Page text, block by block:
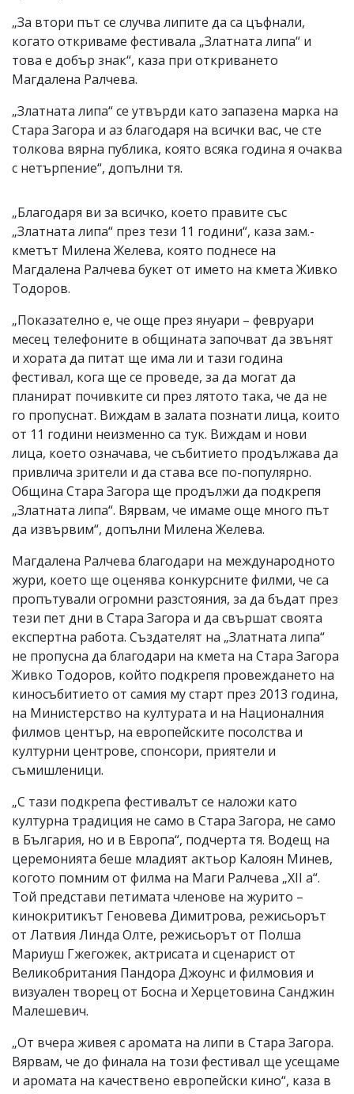
„За втори път се случва липите да са цъфнали,
когато откриваме фестивала „Златната липа“ и
това е добър знак“, каза при откриването
Магдалена Ралчева.
„Златната липа“ се утвърди като запазена марка на
Стара Загора и аз благодаря на всички вас, че сте
толкова вярна публика, която всяка година я очаква
с нетърпение“, допълни тя.
„Благодаря ви за всичко, което правите със
„Златната липа“ през тези 11 години“, каза зам.-
кметът Милена Желева, която поднесе на
Магдалена Ралчева букет от името на кмета Живко
Тодоров.
„Показателно е, че още през януари – февруари
месец телефоните в общината започват да звънят
и хората да питат ще има ли и тази година
фестивал, кога ще се проведе, за да могат да
планират почивките си през лятото така, че да не
го пропуснат. Виждам в залата познати лица, които
от 11 години неизменно са тук. Виждам и нови
лица, което означава, че събитието продължава да
привлича зрители и да става все по-популярно.
Община Стара Загора ще продължи да подкрепя
„Златната липа“. Вярвам, че имаме още много път
да извървим“, допълни Милена Желева.
Магдалена Ралчева благодари на международното
жури, което ще оценява конкурсните филми, че са
пропътували огромни разстояния, за да бъдат през
тези пет дни в Стара Загора и да свършат своята
експертна работа. Създателят на „Златната липа“
не пропусна да благодари на кмета на Стара Загора
Живко Тодоров, който подкрепя провеждането на
киносъбитието от самия му старт през 2013 година,
на Министерство на културата и на Националния
филмов център, на европейските посолства и
културни центрове, спонсори, приятели и
съмишленици.
„С тази подкрепа фестивалът се наложи като
културна традиция не само в Стара Загора, не само
в България, но и в Европа“, подчерта тя. Водещ на
церемонията беше младият актьор Калоян Минев,
когото помним от филма на Маги Ралчева „XII a“.
Той представи петимата членове на журито –
кинокритикът Геновева Димитрова, режисьорът
от Латвия Линда Олте, режисьорът от Полша
Мариуш Гжегожек, актрисата и сценарист от
Великобритания Пандора Джоунс и филмовия и
визуален творец от Босна и Херцетовина Санджин
Малешевич.
„От вчера живея с аромата на липи в Стара Загора.
Вярвам, че до финала на този фестивал ще усещаме
и аромата на качествено европейски кино“, каза в